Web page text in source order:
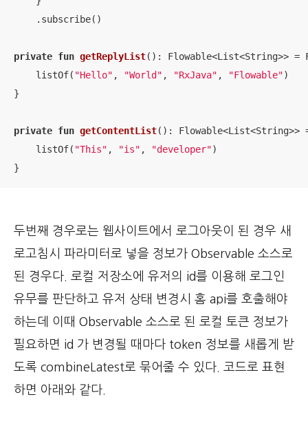
    .subscribe()
private fun getReplyList() : Flowable<List<String>> =
    listOf(
"Hello" , "World" , "RxJava" , "Flowable")
}
private fun getContentList() : Flowable<List<String>>
    listOf(
"This" , "is" , "developer")
}
두번째 경우로는 웹사이트에서 로그아웃이 된 경우 새
로고침시 파라미터로 넣을 정보가 Observable 소스로
된 경우다. 로컬 저장소에 유저의 id를 이용해 로그인
유무를 판단하고 유저 상태 변경시 홈 api를 호출해야
하는데 이때 Observable 소스로 된 로컬 토큰 정보가
필요하면 id 가 변경될 때마다 token 정보를 새롭게 받
도록 combineLatest로 묶어줄 수 있다. 코드로 표현
하면 아래와 같다.